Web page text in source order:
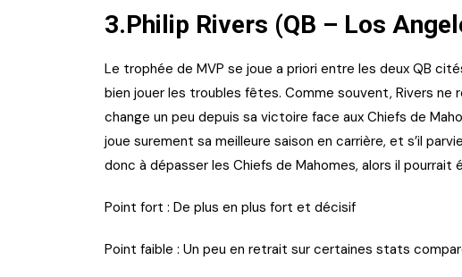
3.Philip Rivers (QB – Los
Le trophée de MVP se joue a priori entre les deux QB
bien jouer les troubles fêtes. Comme souvent, Rivers ne
change un peu depuis sa victoire face aux Chiefs de
joue surement sa meilleure saison en carrière, et s’il
donc à dépasser les Chiefs de Mahomes, alors il
Point fort : De plus en plus fort et décisif
Point faible : Un peu en retrait sur certaines stats